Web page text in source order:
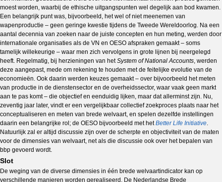
moest worden, waarbij de ethische uitgangspunten wel degelijk aan bod kwamen.
Een belangrijk punt was, bijvoorbeeld, het wel of niet meenemen van
wapenproductie – geen geringe kwestie tijdens de Tweede Wereldoorlog. Na een
aantal decennia van zoeken naar de juiste concepten en hun meting, werden door
internationale organisaties als de VN en OESO afspraken gemaakt – soms
tamelijk willekeurige – waar men zich vervolgens in grote lijnen bij neergelegd
heeft. Regelmatig, bij herzieningen van hetSystem of National Accounts, werden
deze aangepast, mede om rekening te houden met de feitelijke evolutie van de
economieën. Ook daarin werden keuzes gemaakt – over bijvoorbeeld het meten
van productie in de dienstensector en de overheidssector, waar vaak geen markt
aan te pas komt – die objectief en eenduidig lijken, maar dat allerminst zijn. Nu,
zeventig jaar later, vindt er een vergelijkbaar collectief zoekproces plaats naar het
conceptualiseren en meten van brede welvaart, en spelen dezelfde instellingen
daarin een belangrijke rol; de OESO bijvoorbeeld met hetBetter Life Initiative.
Natuurlijk zal er altijd discussie zijn over de scherpte en objectiviteit van de maten
voor de dimensies van welvaart, net als die discussie ook over het bepalen van
bbp gevoerd wordt.
Slot
De weging van de diverse dimensies in één brede welvaartindicator kan op
verschillende manieren worden gerealiseerd. De Nederlandse Brede